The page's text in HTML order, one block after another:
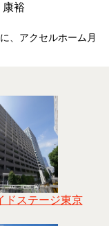
裕
、アクセルホーム月
ドステージ東京